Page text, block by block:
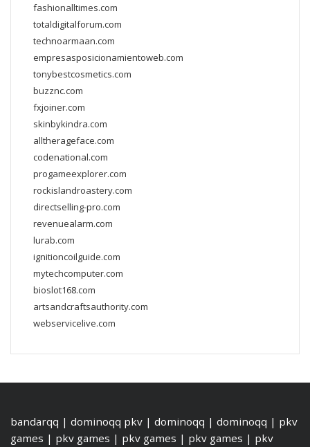
fashionalltimes.com
totaldigitalforum.com
technoarmaan.com
empresasposicionamientoweb.com
tonybestcosmetics.com
buzznc.com
fxjoiner.com
skinbykindra.com
alltherageface.com
codenational.com
progameexplorer.com
rockislandroastery.com
directselling-pro.com
revenuealarm.com
lurab.com
ignitioncoilguide.com
mytechcomputer.com
bioslot168.com
artsandcraftsauthority.com
webservicelive.com
bandarqq | dominoqq pkv | dominoqq | dominoqq | pkv
games | pkv games | pkv games | pkv games | pkv